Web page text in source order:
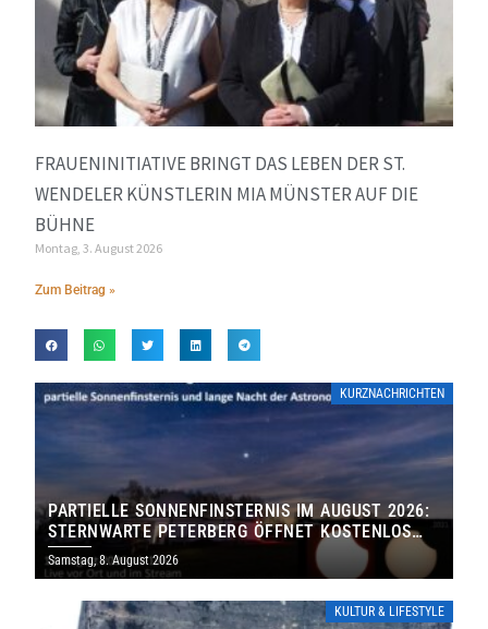
FRAUENINITIATIVE BRINGT DAS LEBEN DER ST.
WENDELER KÜNSTLERIN MIA MÜNSTER AUF DIE
BÜHNE
Montag, 3. August 2026
Zum Beitrag »
KURZNACHRICHTEN
PARTIELLE SONNENFINSTERNIS IM AUGUST 2026:
STERNWARTE PETERBERG ÖFFNET KOSTENLOS
IHRE TORE
Samstag, 8. August 2026
KULTUR & LIFESTYLE